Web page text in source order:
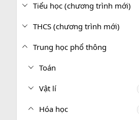
Tiểu học (chương trình mới)
THCS (chương trình mới)
Trung học phổ thông
Toán
Vật lí
Hóa học